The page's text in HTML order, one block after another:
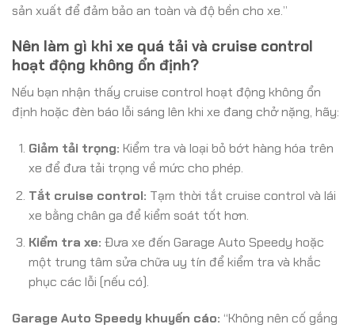
sản xuất để đảm bảo an toàn và độ bền cho xe.”
Nên làm gì khi xe quá tải và cruise control
hoạt động không ổn định?
Nếu bạn nhận thấy cruise control hoạt động không ổn
định hoặc đèn báo lỗi sáng lên khi xe đang chở nặng, hãy:
Giảm tải trọng: Kiểm tra và loại bỏ bớt hàng hóa trên
xe để đưa tải trọng về mức cho phép.
Tắt cruise control: Tạm thời tắt cruise control và lái
xe bằng chân ga để kiểm soát tốt hơn.
Kiểm tra xe: Đưa xe đến Garage Auto Speedy hoặc
một trung tâm sửa chữa uy tín để kiểm tra và khắc
phục các lỗi (nếu có).
Garage Auto Speedy khuyến cáo: “Không nên cố gắng